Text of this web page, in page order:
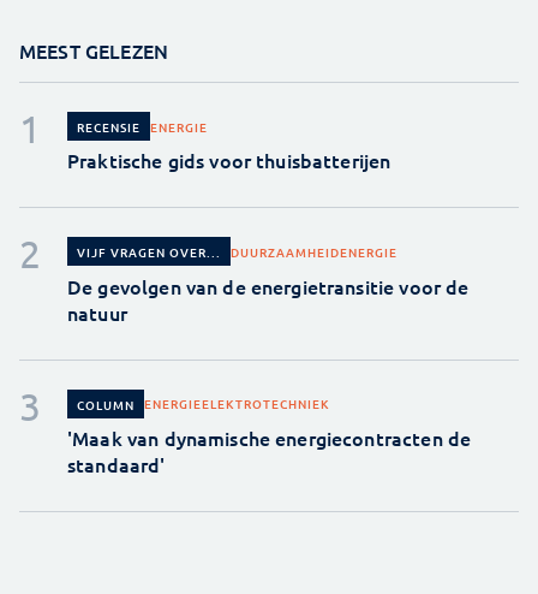
MEEST GELEZEN
RECENSIE ENERGIE
Praktische gids voor thuisbatterijen
VIJF VRAGEN OVER... DUURZAAMHEIDENERGIE
De gevolgen van de energietransitie voor de
natuur
COLUMN ENERGIEELEKTROTECHNIEK
'Maak van dynamische energiecontracten de
standaard'